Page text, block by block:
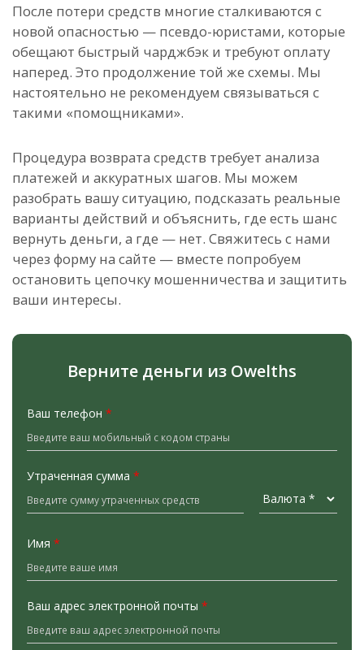
После потери средств многие сталкиваются с
новой опасностью — псевдо-юристами, которые
обещают быстрый чарджбэк и требуют оплату
наперед. Это продолжение той же схемы. Мы
настоятельно не рекомендуем связываться с
такими «помощниками».
Процедура возврата средств требует анализа
платежей и аккуратных шагов. Мы можем
разобрать вашу ситуацию, подсказать реальные
варианты действий и объяснить, где есть шанс
вернуть деньги, а где — нет. Свяжитесь с нами
через форму на сайте — вместе попробуем
остановить цепочку мошенничества и защитить
ваши интересы.
Верните деньги из Owelths
Ваш телефон *
Утраченная сумма *
Имя *
Ваш адрес электронной почты *